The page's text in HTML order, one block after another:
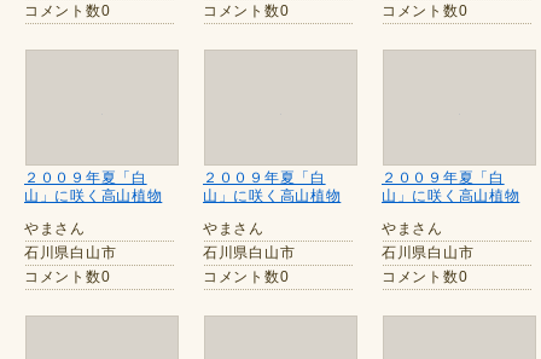
コメント数0
コメント数0
コメント数0
２００９年夏「白
山」に咲く高山植物
やまさん
石川県白山市
コメント数0
２００９年夏「白
山」に咲く高山植物
やまさん
石川県白山市
コメント数0
２００９年夏「白
山」に咲く高山植物
やまさん
石川県白山市
コメント数0